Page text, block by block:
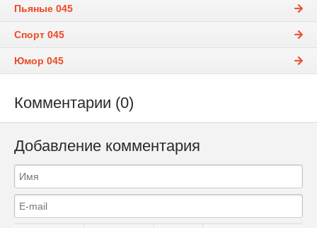
Пьяные 045
Спорт 045
Юмор 045
Комментарии (0)
Добавление комментария